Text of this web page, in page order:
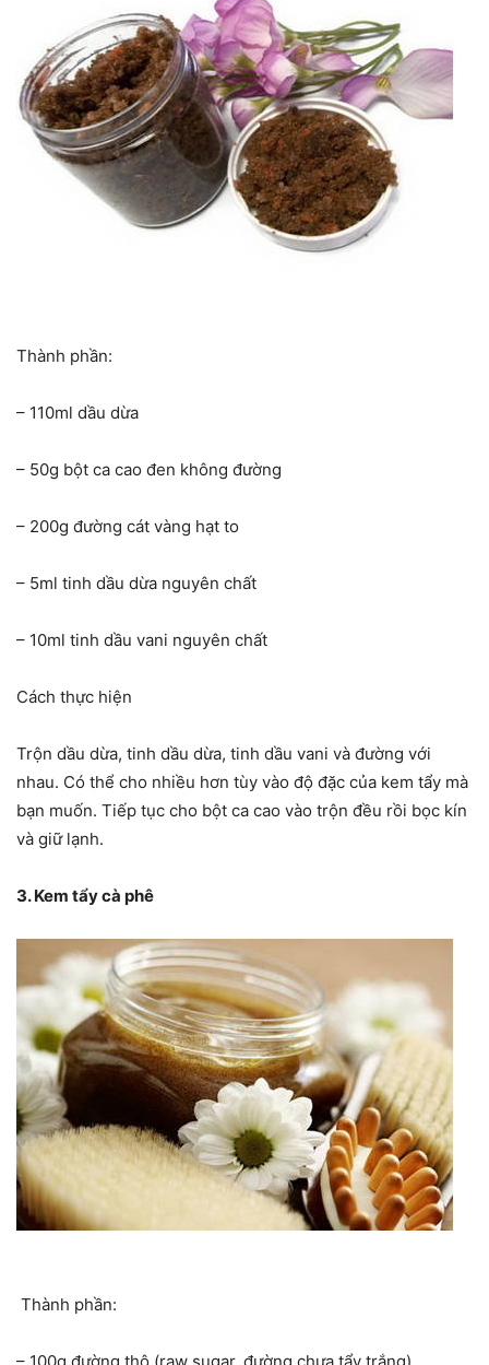
Thành phần:
– 110ml dầu dừa
– 50g bột ca cao đen không đường
– 200g đường cát vàng hạt to
– 5ml tinh dầu dừa nguyên chất
– 10ml tinh dầu vani nguyên chất
Cách thực hiện
Trộn dầu dừa, tinh dầu dừa, tinh dầu vani và đường với
nhau. Có thể cho nhiều hơn tùy vào độ đặc của kem tẩy mà
bạn muốn. Tiếp tục cho bột ca cao vào trộn đều rồi bọc kín
và giữ lạnh.
3. Kem tẩy cà phê
Thành phần: